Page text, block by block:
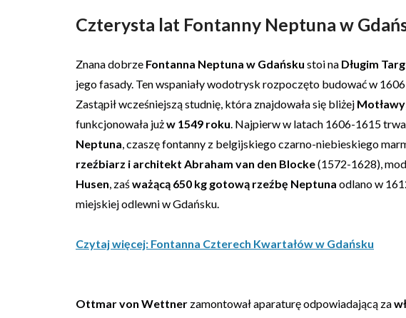
Czterysta lat Fontanny Neptuna w
Znana dobrze Fontanna Neptuna w Gdańsku stoi na Długim
jego fasady. Ten wspaniały wodotrysk rozpoczęto budować w
Zastąpił wcześniejszą studnię, która znajdowała się bliżej Motławy
funkcjonowała jużw 1549 roku. Najpierw w latach 1606-1615
Neptuna, czaszę fontanny z belgijskiego czarno-niebieskiego
rzeźbiarz i architekt Abraham van den Blocke(1572-1628),
Husen, zaśważącą 650 kg gotową rzeźbę Neptuna odlano w
miejskiej odlewni w Gdańsku.
Czytaj więcej: Fontanna Czterech Kwartałów w Gdańsku
Ottmar von Wettner zamontował aparaturę odpowiadającą za